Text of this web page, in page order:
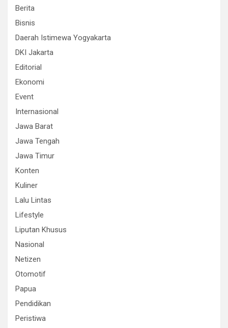
Berita
Bisnis
Daerah Istimewa Yogyakarta
DKI Jakarta
Editorial
Ekonomi
Event
Internasional
Jawa Barat
Jawa Tengah
Jawa Timur
Konten
Kuliner
Lalu Lintas
Lifestyle
Liputan Khusus
Nasional
Netizen
Otomotif
Papua
Pendidikan
Peristiwa